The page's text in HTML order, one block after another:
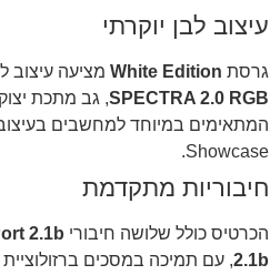
עיצוב לבן יוקרתי
גרסת White Edition מציעה עיצוב
SPECTRA 2.0 RGB, גב מתכת
המתאימים במיוחד למחשבים
Showcase.
חיבוריות מתקדמת
הכרטיס כולל שלושה חיבורי 2.1b
2.1b, עם תמיכה במסכים ברזולוציית